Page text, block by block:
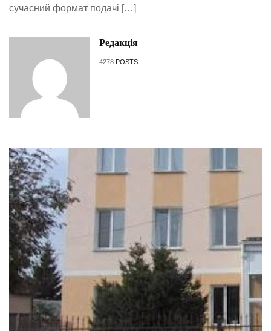
сучасний формат подачі […]
Редакція
4278 POSTS